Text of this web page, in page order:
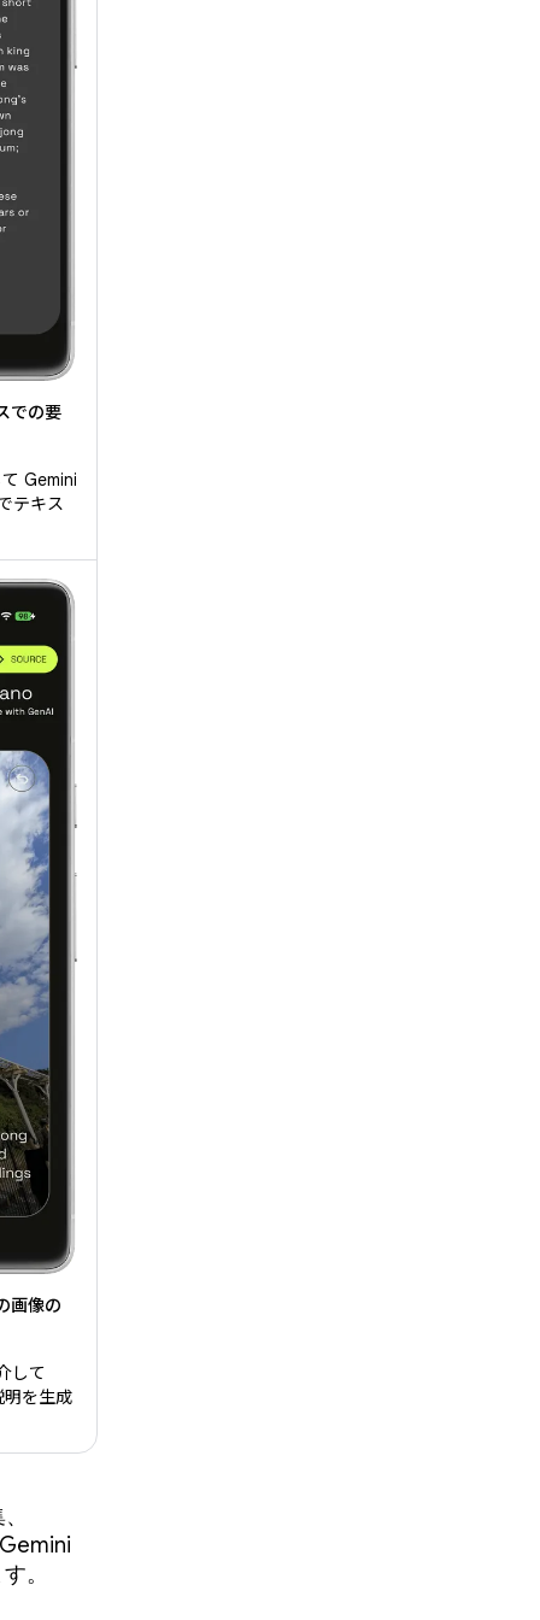
での要
Gemini
テキス
画像の
して
を生成
。